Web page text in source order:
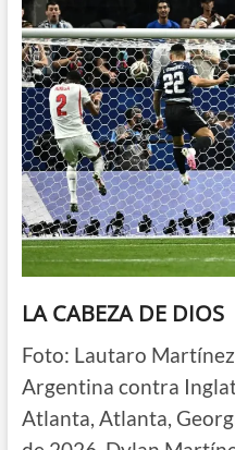
LA CABEZA DE DIOS
Foto: Lautaro
Argentina contra
Atlanta, Atlanta,